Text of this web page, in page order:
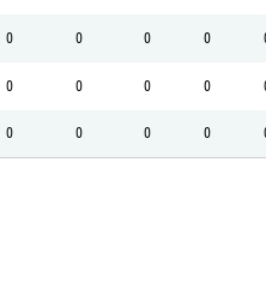
0 0 0 0
0 0 0 0
0 0 0 0